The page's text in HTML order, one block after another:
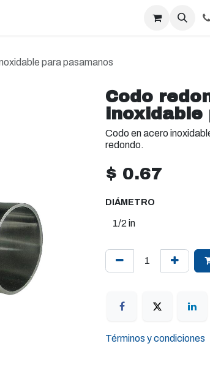
para pasamanos
Codo
Codo en acero
redondo.
$ 0.67
DIÁMETRO
Términos y condiciones